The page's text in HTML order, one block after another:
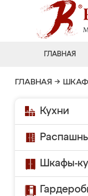
ГЛАВНАЯ
ГЛАВНАЯ →
Кухни
Шкафы-